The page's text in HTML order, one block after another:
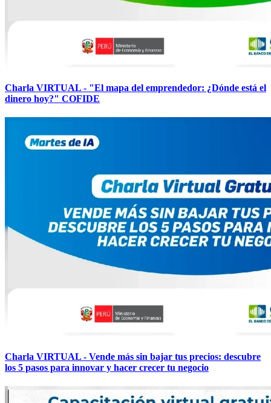
Charla VIRTUAL - "El mapa del emprendedor: ¿Dónde está el
dinero hoy?" COFIDE
Charla VIRTUAL - Vende más sin bajar tus precios: descubre
los 5 pasos para innovar y hacer crecer tu negocio